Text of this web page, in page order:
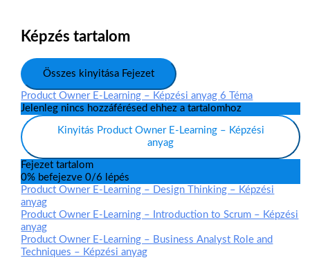
Képzés tartalom
Összes kinyitása Fejezet
Product Owner E-Learning – Képzési anyag6 Téma
Jelenleg nincs hozzáférésed ehhez a tartalomhoz
Kinyitás Product Owner E-Learning – Képzési
anyag
Fejezet tartalom
0% befejezve0/6 lépés
Product Owner E-Learning – Design Thinking – Képzési
anyag
Product Owner E-Learning – Introduction to Scrum – Képzési
anyag
Product Owner E-Learning – Business Analyst Role and
Techniques – Képzési anyag